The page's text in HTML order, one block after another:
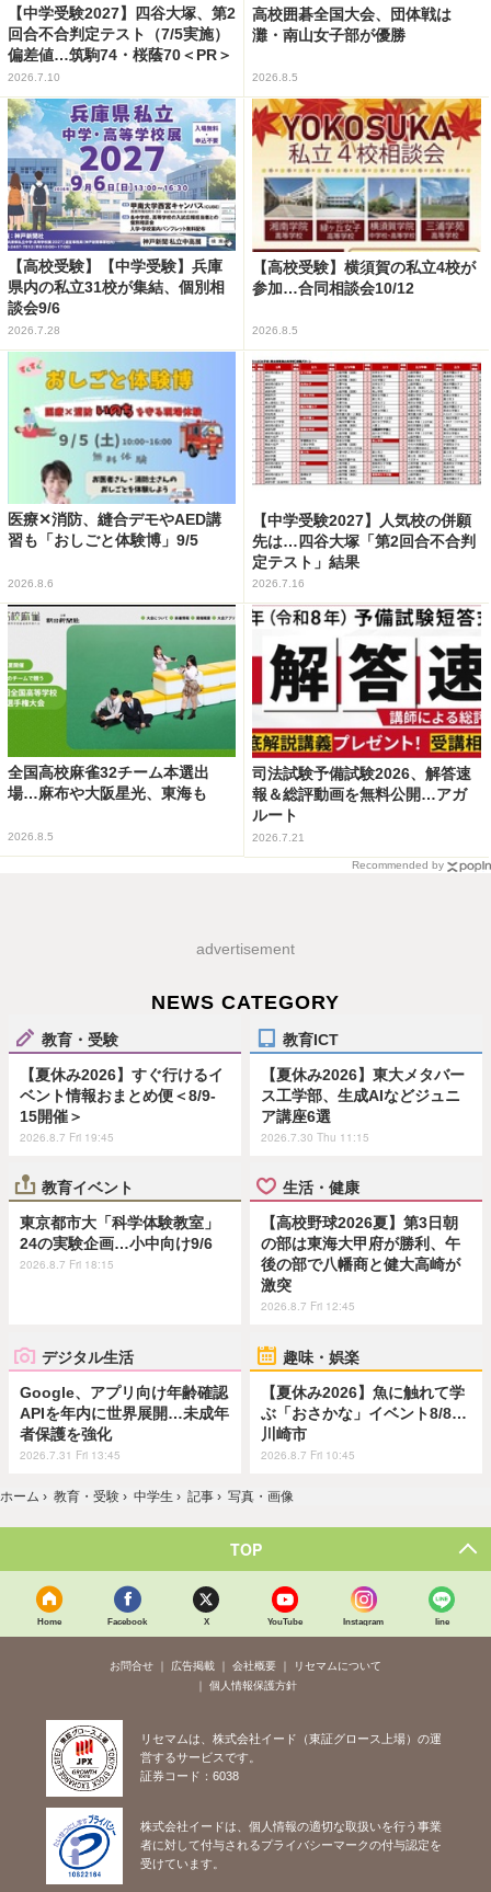
【中学受験2027】四谷大塚、第2
回合不合判定テスト（7/5実施）
偏差値…筑駒74・桜蔭70＜PR＞
2026.7.10
高校囲碁全国大会、団体戦は
灘・南山女子部が優勝
2026.8.5
【高校受験】【中学受験】兵庫
県内の私立31校が集結、個別相
談会9/6
2026.7.28
【高校受験】横須賀の私立4校が
参加…合同相談会10/12
2026.8.5
医療✕消防、縫合デモやAED講
習も「おしごと体験博」9/5
2026.8.6
【中学受験2027】人気校の併願
先は…四谷大塚「第2回合不合判
定テスト」結果
2026.7.16
全国高校麻雀32チーム本選出
場…麻布や大阪星光、東海も
2026.8.5
司法試験予備試験2026、解答速
報＆総評動画を無料公開…アガ
ルート
2026.7.21
Recommended by
advertisement
NEWS CATEGORY
教育・受験
【夏休み2026】すぐ行けるイ
ベント情報おまとめ便＜8/9-
15開催＞
2026.8.7 Fri 19:45
教育ICT
【夏休み2026】東大メタバー
ス工学部、生成AIなどジュニ
ア講座6選
2026.7.30 Thu 11:15
教育イベント
東京都市大「科学体験教室」
24の実験企画…小中向け9/6
2026.8.7 Fri 18:15
生活・健康
【高校野球2026夏】第3日朝
の部は東海大甲府が勝利、午
後の部で八幡商と健大高崎が
激突
2026.8.7 Fri 12:45
デジタル生活
Google、アプリ向け年齢確認
APIを年内に世界展開…未成年
者保護を強化
2026.7.31 Fri 13:45
趣味・娯楽
【夏休み2026】魚に触れて学
ぶ「おさかな」イベント8/8…
川崎市
2026.8.7 Fri 10:45
ホーム › 教育・受験 › 中学生 › 記事 › 写真・画像
TOP
Home Facebook X YouTube Instagram line
お問合せ 広告掲載 会社概要
リセマムについて
個人情報保護方針
リセマムは、株式会社イード（東証グロース上場）の運
営するサービスです。
証券コード：6038
株式会社イードは、個人情報の適切な取扱いを行う事業
者に対して付与されるプライバシーマークの付与認定を
受けています。